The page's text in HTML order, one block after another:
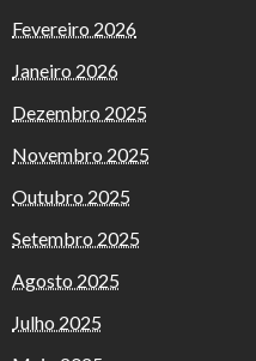
Fevereiro 2026
Janeiro 2026
Dezembro 2025
Novembro 2025
Outubro 2025
Setembro 2025
Agosto 2025
Julho 2025